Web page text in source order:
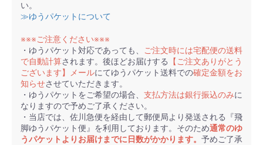
い。
≫ゆうパケットについて
※※※ご注意ください※※※
・ゆうパケット対応であっても、
ご注文時には宅配便の送料
で自動計算されます。後ほどお届けする
【ご注文ありがとう
ございます】メールにてゆうパケット送料での確定金額をお
知らせさせていただきます。
・ゆうパケットをご希望の場合、 支払方法は銀行振込のみに
なりますので予めご了承ください。
・当店では、佐川急便を経由して郵便局より発送される『飛
脚ゆうパケット便』を利用しております。そのため通常のゆ
うパケットよりお届けまでに日数がかかります。 予めご了承